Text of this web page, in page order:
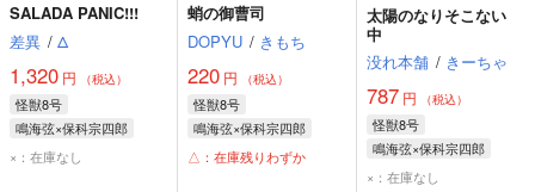
SALADA PANIC!!!
差異 / Δ
1,320 円 （税込）
怪獣8号
鳴海弦×保科宗四郎
鳴海弦
保科宗四郎
×：在庫なし
蛸の御曹司
DOPYU / きもち
220 円 （税込）
怪獣8号
鳴海弦×保科宗四郎
鳴海弦
保科宗四郎
△：在庫残りわずか
太陽のなりそこない
中
没れ本舗 / きーちゃ
787円 （税込）
怪獣8号
鳴海弦×保科宗四郎
鳴海弦
保科宗四郎
×：在庫なし